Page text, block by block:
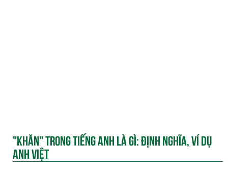
"KHĂN" TRONG TIẾNG ANH LÀ GÌ: ĐỊNH NGHĨA, VÍ DỤ
ANH VIỆT